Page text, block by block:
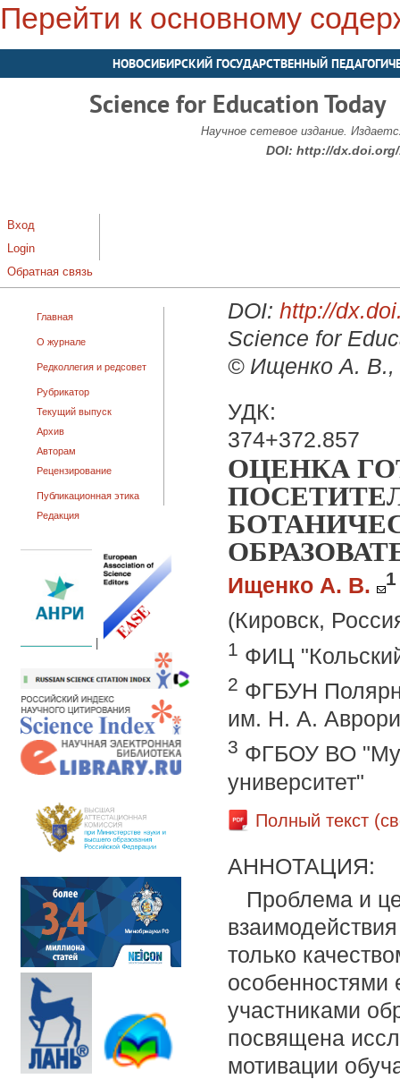
Перейти к основному
НОВОСИБИРСКИЙ ГОСУДАРСТВЕННЫЙ
Science for Education Today
Научное сетевое издание.
DOI: http://dx.doi.org/
Вход
Login
Обратная связь
Главная
О журнале
Редколлегия и редсовет
Рубрикатор
Текущий выпуск
Архив
Авторам
Рецензирование
Публикационная этика
Редакция
DOI: http://
Science for
© Ищенко А. В.,
УДК:
374+372.857
ОЦЕНКА
Ищенко А. В. 1
(Кировск,
1 ФИЦ
2 ФГБУН
им. Н. А.
3 ФГБОУ ВО
университет"
Полный текст
АННОТАЦИЯ:
Проблема и
только
особенностями
участниками
посвящена
мотивации